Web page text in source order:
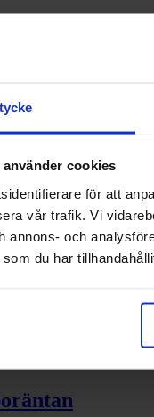
cookies
för att
vår trafik. Vi
annons- och
du har
budget
ner i arbetstid